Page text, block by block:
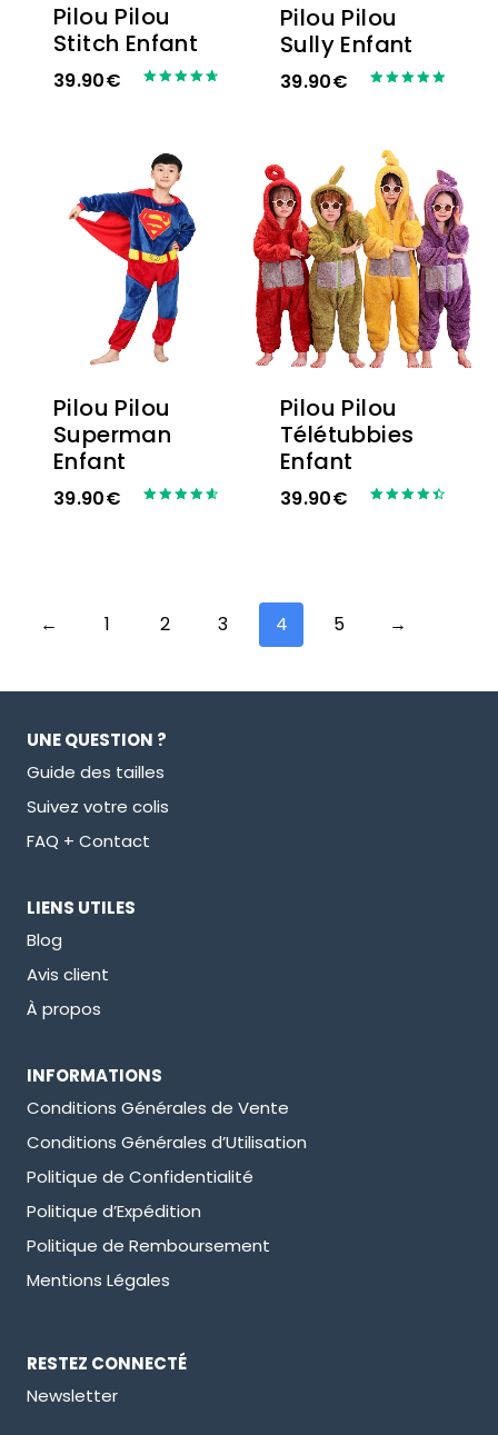
Pilou Pilou
Stitch Enfant
39.90€
Pilou Pilou
Sully Enfant
39.90€
Pilou Pilou
Superman
Enfant
39.90€
Pilou Pilou
Télétubbies
Enfant
39.90€
← 1 2 3 4 5 →
UNE QUESTION ?
Guide des tailles
Suivez votre colis
FAQ + Contact
LIENS UTILES
Blog
Avis client
À propos
INFORMATIONS
Conditions Générales de Vente
Conditions Générales d’Utilisation
Politique de Confidentialité
Politique d’Expédition
Politique de Remboursement
Mentions Légales
RESTEZ CONNECTÉ
Newsletter